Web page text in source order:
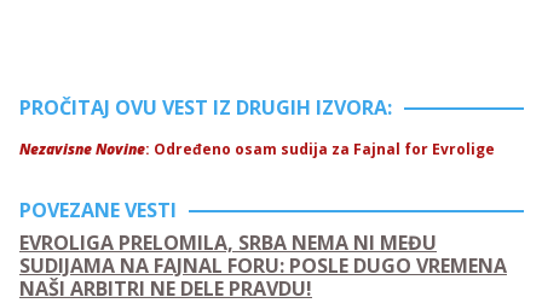
PROČITAJ OVU VEST IZ DRUGIH IZVORA:
Nezavisne Novine: Određeno osam sudija za Fajnal for Evrolige
POVEZANE VESTI
EVROLIGA PRELOMILA, SRBA NEMA NI MEĐU
SUDIJAMA NA FAJNAL FORU: POSLE DUGO VREMENA
NAŠI ARBITRI NE DELE PRAVDU!